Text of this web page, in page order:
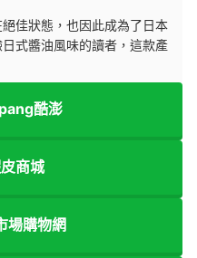
佳狀態，也因此成為了日本
式醬油風味的讀者，這款產
酷澎
商城
場購物網